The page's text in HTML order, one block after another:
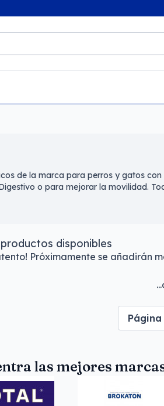
de la marca para perros y gatos con
o para mejorar la movilidad.
disponibles
Próximamente se añadirán
las mejores